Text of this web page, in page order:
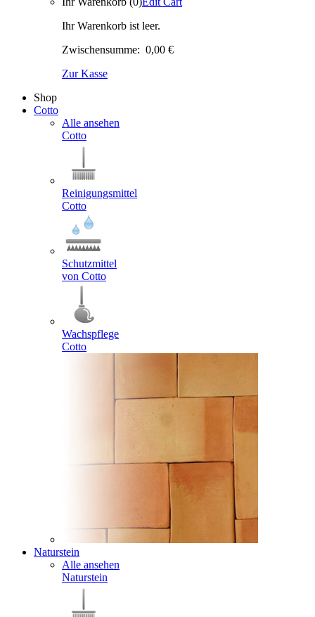
Ihr Warenkorb ist leer.
Zwischensumme: 0,00 €
Zur Kasse
Shop
Cotto
Alle ansehen
Cotto
Reinigungsmittel
Cotto
Schutzmittel
von Cotto
Wachspflege
Cotto
Naturstein
Alle ansehen
Naturstein